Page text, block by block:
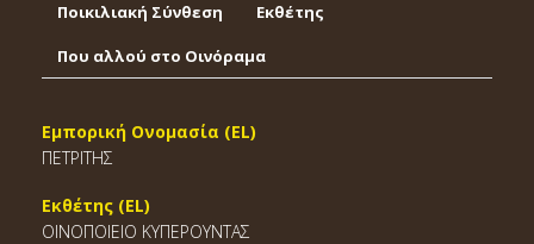
Ποικιλιακή Σύνθεση Εκθέτης
Που αλλού στο Οινόραμα
Εμπορική Ονομασία (EL)
ΠΕΤΡΙΤΗΣ
Εκθέτης (EL)
ΟΙΝΟΠΟΙΕΙΟ ΚΥΠΕΡΟΥΝΤΑΣ